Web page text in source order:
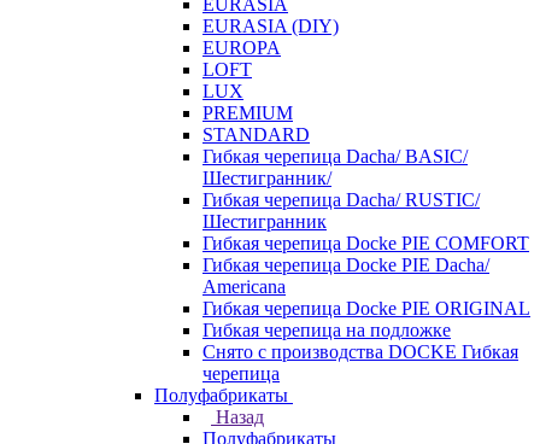
EURASIA
EURASIA (DIY)
EUROPA
LOFT
LUX
PREMIUM
STANDARD
Гибкая черепица Dacha/ BASIC/
Шестигранник/
Гибкая черепица Dacha/ RUSTIC/
Шестигранник
Гибкая черепица Docke PIE COMFORT
Гибкая черепица Docke PIE Dacha/
Americana
Гибкая черепица Docke PIE ОRIGINАL
Гибкая черепица на подложке
Снято с производства DOCKE Гибкая
черепица
Полуфабрикаты
Назад
Полуфабрикаты